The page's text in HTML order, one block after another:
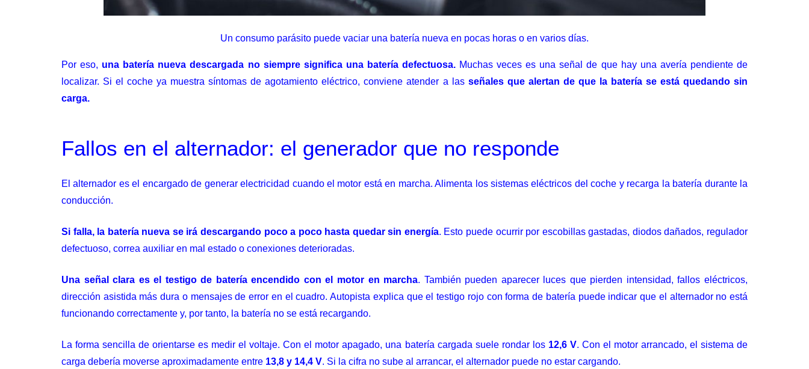
Un consumo parásito puede vaciar una batería nueva en pocas horas o en varios días.
Por eso, una batería nueva descargada no siempre significa una batería defectuosa. Muchas veces es una señal de que hay una avería pendiente de
localizar. Si el coche ya muestra síntomas de agotamiento eléctrico, conviene atender a las señales que alertan de que la batería se está quedando sin
carga.
Fallos en el alternador: el generador que no responde
El alternador es el encargado de generar electricidad cuando el motor está en marcha. Alimenta los sistemas eléctricos del coche y recarga la batería durante la
conducción.
Si falla, la batería nueva se irá descargando poco a poco hasta quedar sin energía. Esto puede ocurrir por escobillas gastadas, diodos dañados, regulador
defectuoso, correa auxiliar en mal estado o conexiones deterioradas.
Una señal clara es el testigo de batería encendido con el motor en marcha. También pueden aparecer luces que pierden intensidad, fallos eléctricos,
dirección asistida más dura o mensajes de error en el cuadro. Autopista explica que el testigo rojo con forma de batería puede indicar que el alternador no está
funcionando correctamente y, por tanto, la batería no se está recargando.
La forma sencilla de orientarse es medir el voltaje. Con el motor apagado, una batería cargada suele rondar los 12,6 V. Con el motor arrancado, el sistema de
carga debería moverse aproximadamente entre 13,8 y 14,4 V. Si la cifra no sube al arrancar, el alternador puede no estar cargando.